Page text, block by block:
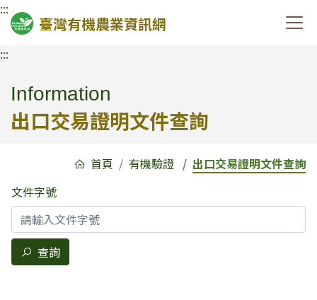
:::
臺灣有機農業資訊網
:::
Information
出口交易證明文件查詢
首頁 有機驗證
出口交易證明文件查詢
文件字號
查詢